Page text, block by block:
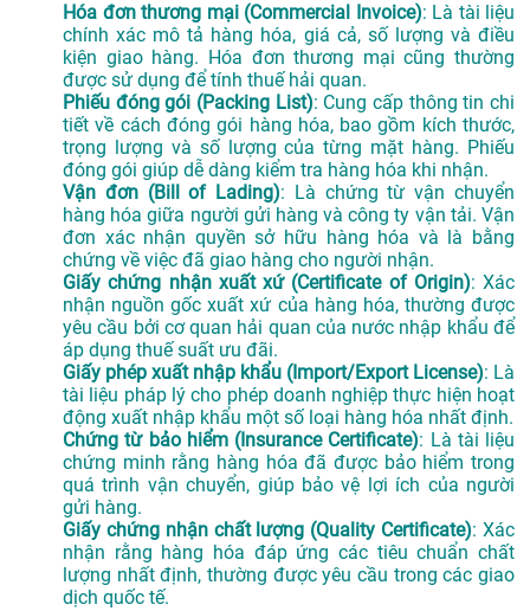
Hóa đơn thương mại (Commercial Invoice): Là tài liệu
chính xác mô tả hàng hóa, giá cả, số lượng và điều
kiện giao hàng. Hóa đơn thương mại cũng thường
được sử dụng để tính thuế hải quan.
Phiếu đóng gói (Packing List): Cung cấp thông tin chi
tiết về cách đóng gói hàng hóa, bao gồm kích thước,
trọng lượng và số lượng của từng mặt hàng. Phiếu
đóng gói giúp dễ dàng kiểm tra hàng hóa khi nhận.
Vận đơn (Bill of Lading): Là chứng từ vận chuyển
hàng hóa giữa người gửi hàng và công ty vận tải. Vận
đơn xác nhận quyền sở hữu hàng hóa và là bằng
chứng về việc đã giao hàng cho người nhận.
Giấy chứng nhận xuất xứ (Certificate of Origin): Xác
nhận nguồn gốc xuất xứ của hàng hóa, thường được
yêu cầu bởi cơ quan hải quan của nước nhập khẩu để
áp dụng thuế suất ưu đãi.
Giấy phép xuất nhập khẩu (Import/Export License): Là
tài liệu pháp lý cho phép doanh nghiệp thực hiện hoạt
động xuất nhập khẩu một số loại hàng hóa nhất định.
Chứng từ bảo hiểm (Insurance Certificate): Là tài liệu
chứng minh rằng hàng hóa đã được bảo hiểm trong
quá trình vận chuyển, giúp bảo vệ lợi ích của người
gửi hàng.
Giấy chứng nhận chất lượng (Quality Certificate): Xác
nhận rằng hàng hóa đáp ứng các tiêu chuẩn chất
lượng nhất định, thường được yêu cầu trong các giao
dịch quốc tế.